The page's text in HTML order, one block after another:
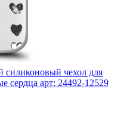
силиконовый чехол для
сердца арт: 24492-12529